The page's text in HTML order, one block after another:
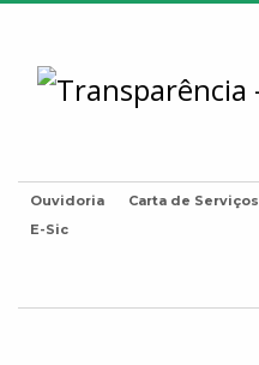
Ouvidoria Carta de Serviços
E-Sic